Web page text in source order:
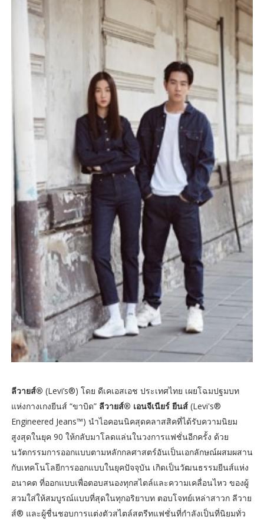
ลีวายส์® (Levi’s®) โดย ดีเคเอสเอช ประเทศไทย เผยโฉมปฐมบท
แห่งกางเกงยีนส์ “ขาบิด” ลีวายส์® เอนจีเนียร์ ยีนส์(Levi's®
Engineered Jeans™) นำไอคอนนิคสุดคลาสสิคที่ได้รับความนิยม
สูงสุดในยุค 90 ให้กลับมาโลดแล่นในวงการแฟชั่นอีกครั้ง ด้วย
นวัตกรรมการออกแบบตามหลักกลศาสตร์อันเป็นเอกลักษณ์ผสมผสาน
กับเทคโนโลยีการออกแบบในยุคปัจจุบัน เกิดเป็นวัฒนธรรมยีนส์แห่ง
อนาคต ที่ออกแบบเพื่อตอบสนองทุกสไตล์และความเคลื่อนไหว ของผู้
สวมใส่ให้สมบูรณ์แบบที่สุดในทุกอริยาบท ตอบโจทย์เหล่าสาวก ลีวาย
ส์® และผู้ชื่นชอบการแต่งตัวสไตล์สตรีทแฟชั่นที่กำลังเป็นที่นิยมทั่ว